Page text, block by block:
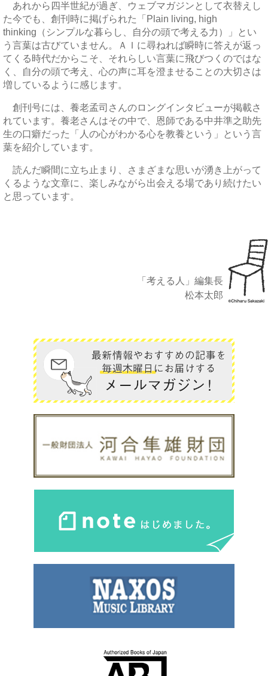
あれから四半世紀が過ぎ、ウェブマガジンとして衣替えし
た今でも、創刊時に掲げられた「Plain living, high
thinking（シンプルな暮らし、自分の頭で考える力）」とい
う言葉は古びていません。ＡＩに尋ねれば瞬時に答えが返っ
てくる時代だからこそ、それらしい言葉に飛びつくのではな
く、自分の頭で考え、心の声に耳を澄ませることの大切さは
増しているように感じます。
創刊号には、養老孟司さんのロングインタビューが掲載さ
れています。養老さんはその中で、恩師である中井準之助先
生の口癖だった「人の心がわかる心を教養という」という言
葉を紹介しています。
読んだ瞬間に立ち止まり、さまざまな思いが湧き上がって
くるような文章に、楽しみながら出会える場であり続けたい
と思っています。
「考える人」編集長
松本太郎